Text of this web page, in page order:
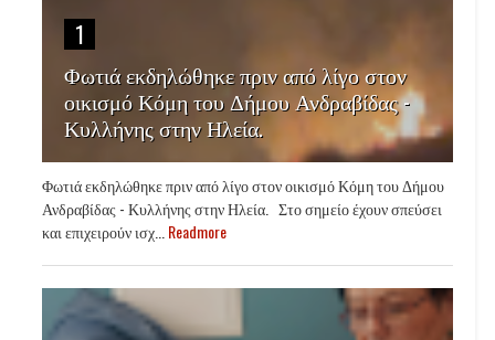
1
Φωτιά εκδηλώθηκε πριν από λίγο στον
οικισμό Κόμη του Δήμου Ανδραβίδας -
Κυλλήνης στην Ηλεία.
Φωτιά εκδηλώθηκε πριν από λίγο στον οικισμό Κόμη του Δήμου
Ανδραβίδας - Κυλλήνης στην Ηλεία. Στο σημείο έχουν σπεύσει
και επιχειρούν ισχ... Readmore